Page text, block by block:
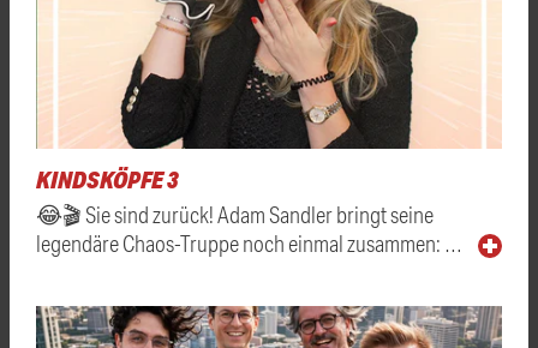
KINDSKÖPFE 3
😂🎬 Sie sind zurück! Adam Sandler bringt seine
legendäre Chaos-Truppe noch einmal zusammen: …